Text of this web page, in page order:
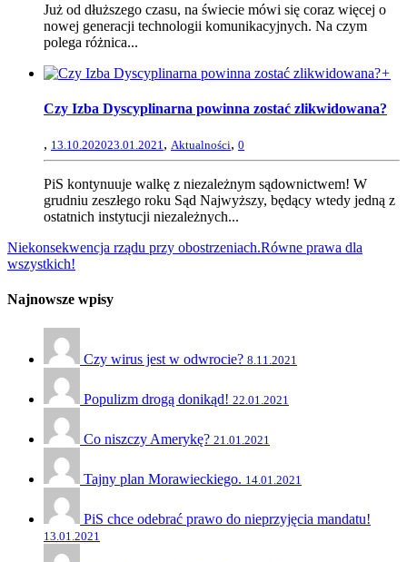
Już od dłuższego czasu, na świecie mówi się coraz więcej o
nowej generacji technologii komunikacyjnych. Na czym
polega różnica...
+
Czy Izba Dyscyplinarna powinna zostać zlikwidowana?
, 13.10.202023.01.2021, Aktualności, 0
PiS kontynuuje walkę z niezależnym sądownictwem! W
grudniu zeszłego roku Sąd Najwyższy, będący wtedy jedną z
ostatnich instytucji niezależnych...
Niekonsekwencja rządu przy obostrzeniach.Równe prawa dla
wszystkich!
Najnowsze wpisy
Czy wirus jest w odwrocie? 8.11.2021
Populizm drogą donikąd! 22.01.2021
Co niszczy Amerykę? 21.01.2021
Tajny plan Morawieckiego. 14.01.2021
PiS chce odebrać prawo do nieprzyjęcia mandatu!
13.01.2021